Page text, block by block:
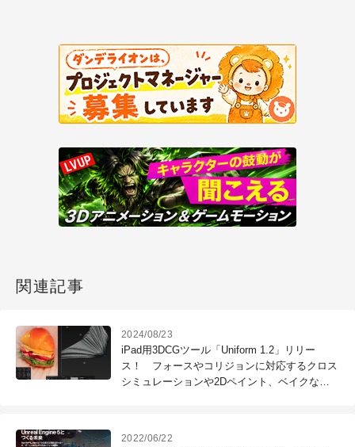
関連記事
2024/08/23
iPad用3DCGツール「Uniform 1.2」リリー
ス！ フォースやコリジョンに対応するクロス
シミュレーションや2Dペイント、ベイクなど
2022/06/22